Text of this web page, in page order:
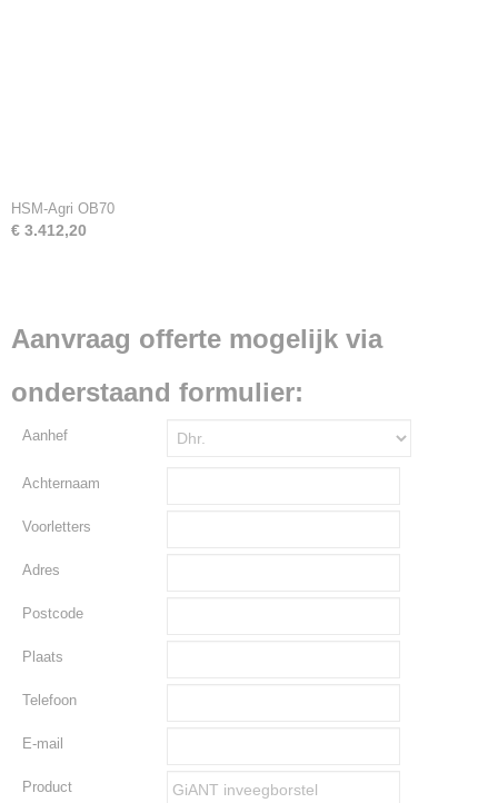
HSM-Agri OB70
€ 3.412,20
Aanvraag offerte mogelijk via
onderstaand formulier:
Aanhef
Achternaam
Voorletters
Adres
Postcode
Plaats
Telefoon
E-mail
Product